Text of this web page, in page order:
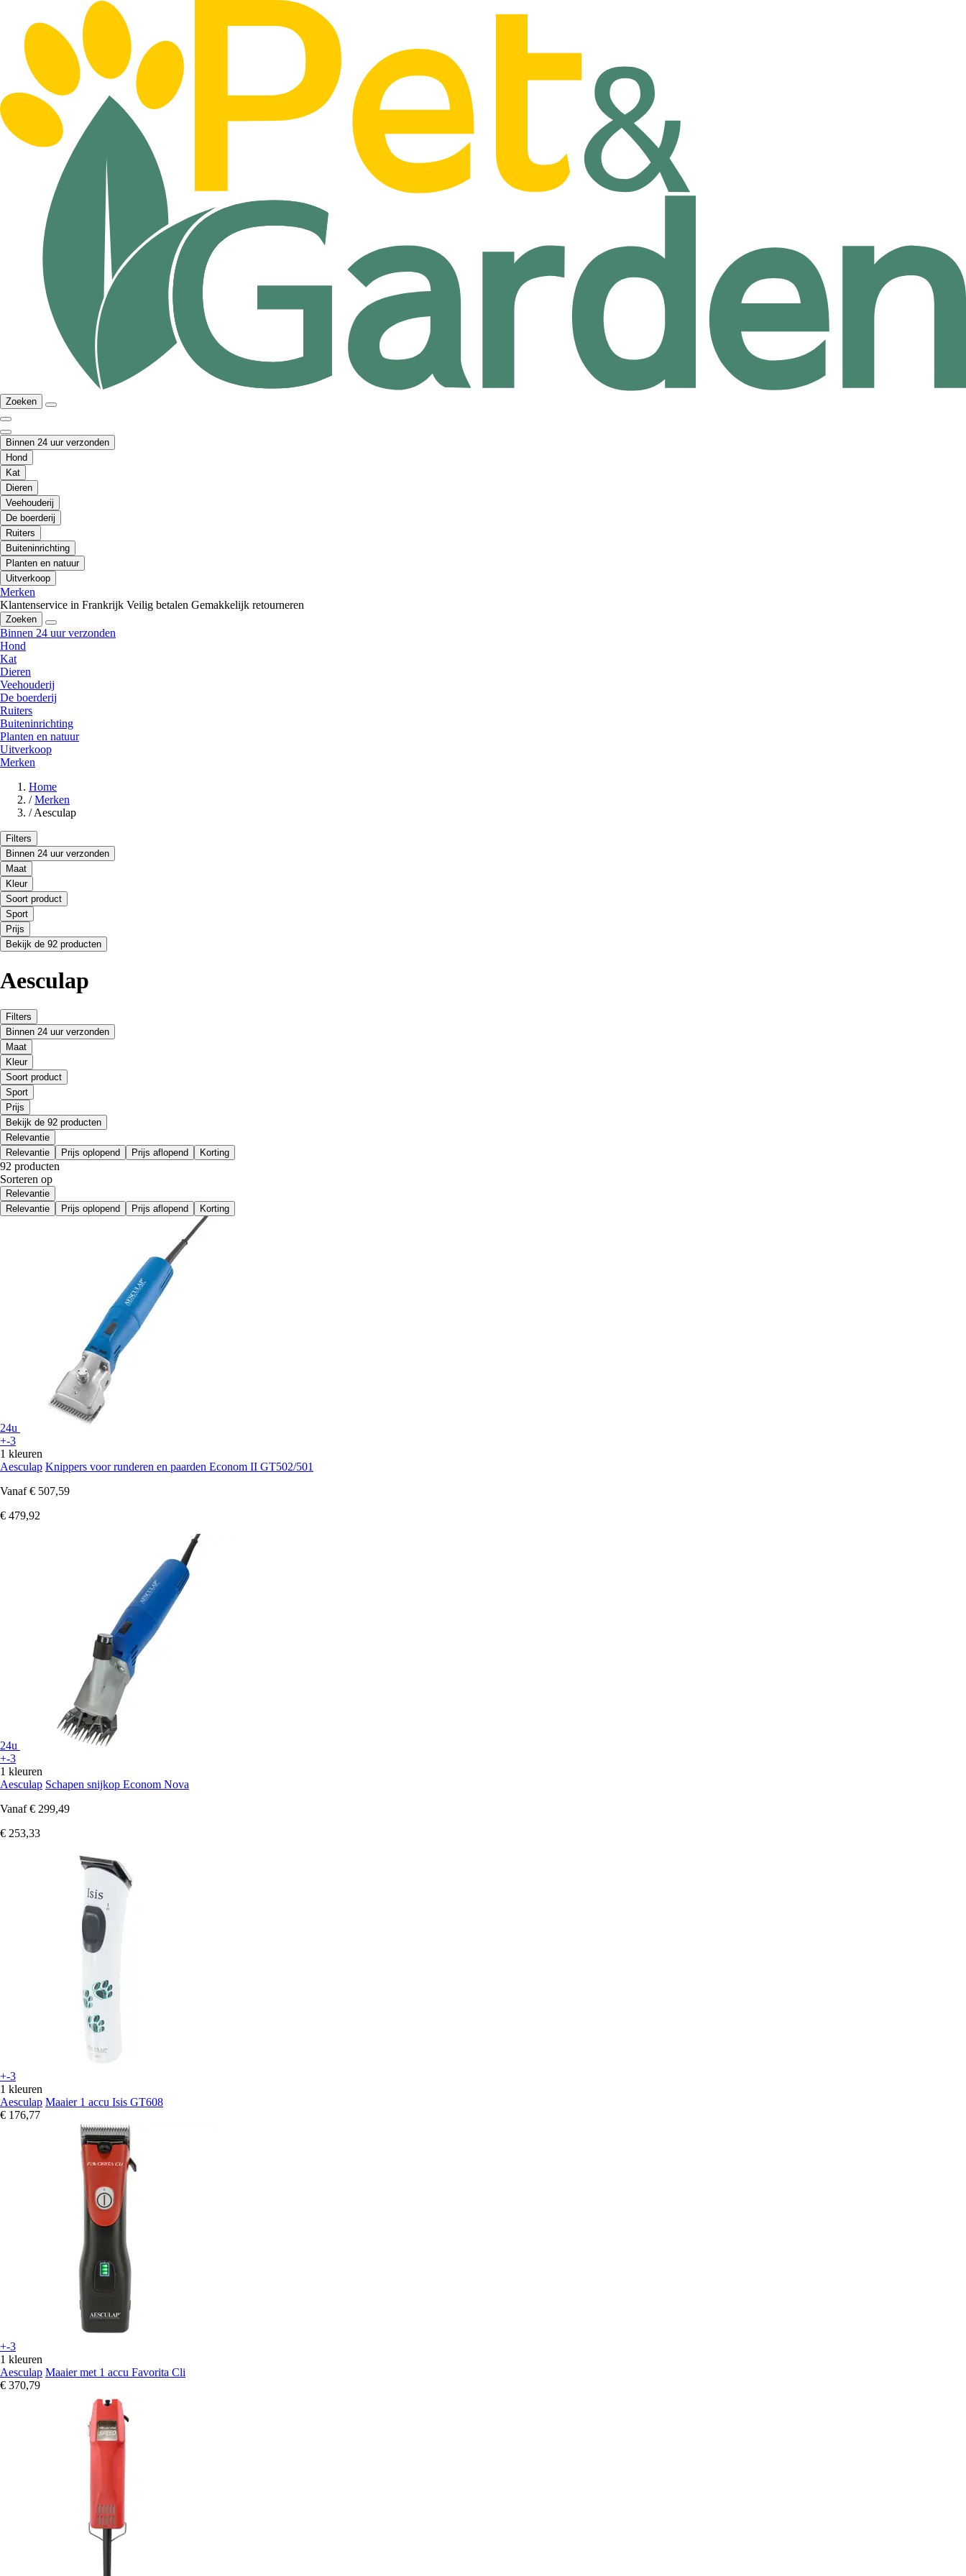
Zoeken
Binnen 24 uur verzonden
Hond
Kat
Dieren
Veehouderij
De boerderij
Ruiters
Buiteninrichting
Planten en natuur
Uitverkoop
Merken
Klantenservice in Frankrijk Veilig betalen Gemakkelijk retourneren
Zoeken
Binnen 24 uur verzonden
Hond
Kat
Dieren
Veehouderij
De boerderij
Ruiters
Buiteninrichting
Planten en natuur
Uitverkoop
Merken
Home
/ Merken
/ Aesculap
Filters
Binnen 24 uur verzonden
Maat
Kleur
Soort product
Sport
Prijs
Bekijk de 92 producten
Aesculap
Filters
Binnen 24 uur verzonden
Maat
Kleur
Soort product
Sport
Prijs
Bekijk de 92 producten
Relevantie
Relevantie
Prijs oplopend Prijs aflopend Korting
92 producten
Sorteren op
Relevantie
Relevantie
Prijs oplopend Prijs aflopend Korting
24u
+-3
1 kleuren
Aesculap Knippers voor runderen en paarden Econom II GT502/501
Vanaf € 507,59
€ 479,92
24u
+-3
1 kleuren
Aesculap Schapen snijkop Econom Nova
Vanaf € 299,49
€ 253,33
+-3
1 kleuren
Aesculap Maaier 1 accu Isis GT608
€ 176,77
+-3
1 kleuren
Aesculap Maaier met 1 accu Favorita Cli
€ 370,79